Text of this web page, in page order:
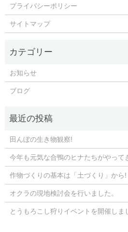
プライバシーポリシー
サイトマップ
お知らせ
ブログ
田んぼの生き物観察!
今年も元気な合鴨のヒナたちがやって
作物づくりの基本は「土づくり」から!
オクラの現地検討会を行いました。
とうもろこし狩りイベントを開催しま